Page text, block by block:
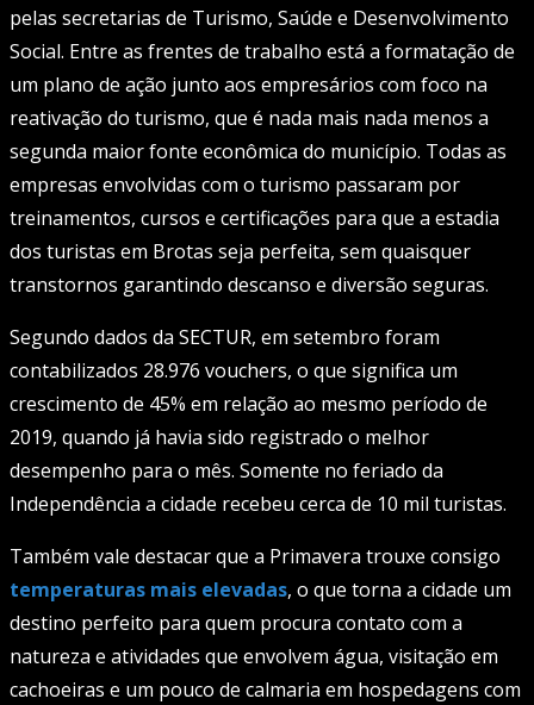
pelas secretarias de Turismo, Saúde e Desenvolvimento
Social. Entre as frentes de trabalho está a formatação de
um plano de ação junto aos empresários com foco na
reativação do turismo, que é nada mais nada menos a
segunda maior fonte econômica do município. Todas as
empresas envolvidas com o turismo passaram por
treinamentos, cursos e certificações para que a estadia
dos turistas em Brotas seja perfeita, sem quaisquer
transtornos garantindo descanso e diversão seguras.
Segundo dados da SECTUR, em setembro foram
contabilizados 28.976 vouchers, o que significa um
crescimento de 45% em relação ao mesmo período de
2019, quando já havia sido registrado o melhor
desempenho para o mês. Somente no feriado da
Independência a cidade recebeu cerca de 10 mil turistas.
Também vale destacar que a Primavera trouxe consigo
temperaturas mais elevadas, o que torna a cidade um
destino perfeito para quem procura contato com a
natureza e atividades que envolvem água, visitação em
cachoeiras e um pouco de calmaria em hospedagens com